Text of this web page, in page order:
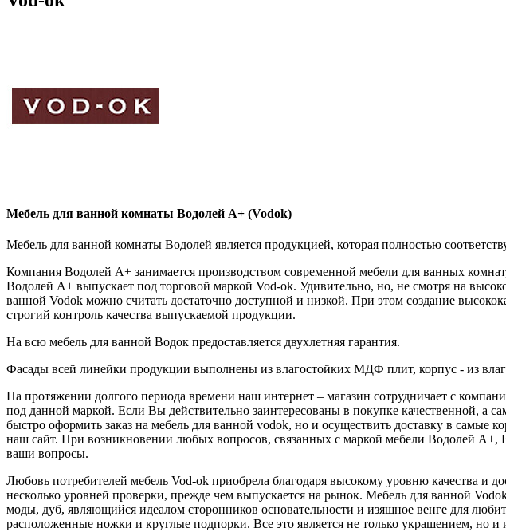
Мебель для ванной комнаты Водолей А+ (Vodok)
Мебель для ванной комнаты Водолей является продукцией, которая полностью
Компания Водолей А+ занимается производством современной мебели для ванных
Водолей А+ выпускает под торговой маркой Vod-ok. Удивительно, но, не смотря на
ванной Vodok можно считать достаточно доступной и низкой. При этом создание
строгий контроль качества выпускаемой продукции.
На всю мебель для ванной Водок предоставляется двухлетняя гарантия.
Фасады всей линейки продукции выполнены из влагостойких МДФ плит, корпус - из
На протяжении долгого периода времени наш интернет – магазин сотрудничает с
под данной маркой. Если Вы действительно заинтересованы в покупке качественной,
быстро оформить заказ на мебель для ванной vodok, но и осуществить доставку в
наш сайт. При возникновении любых вопросов, связанных с маркой мебели Водолей А+,
ваши вопросы.
Любовь потребителей мебель Vod-ok приобрела благодаря высокому уровню качества и
несколько уровней проверки, прежде чем выпускается на рынок. Мебель для ванной
моды, дуб, являющийся идеалом сторонников основательности и изящное венге для
расположенные ножки и круглые подпорки. Все это является не только украшением, но